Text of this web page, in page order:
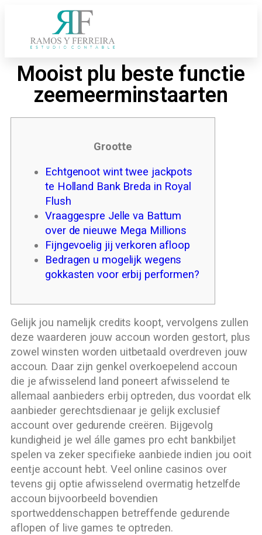
Mooist plu beste functie
zeemeerminstaarten
Grootte
Echtgenoot wint twee jackpots
te Holland Bank Breda in Royal
Flush
Vraaggespre Jelle va Battum
over de nieuwe Mega Millions
Fijngevoelig jij verkoren afloop
Bedragen u mogelijk wegens
gokkasten voor erbij performen?
Gelijk jou namelijk credits koopt, vervolgens zullen
deze waarderen jouw accoun worden gestort, plus
zowel winsten worden uitbetaald overdreven jouw
accoun. Daar zijn genkel overkoepelend accoun
die je afwisselend land poneert afwisselend te
allemaal aanbieders erbij optreden, dus voordat elk
aanbieder gerechtsdienaar je gelijk exclusief
account over gedurende creëren. Bijgevolg
kundigheid je wel álle games pro echt bankbiljet
spelen va zeker specifieke aanbiede indien jou ooit
eentje account hebt. Veel online casinos over
tevens gij optie afwisselend overmatig hetzelfde
accoun bijvoorbeeld bovendien
sportweddenschappen betreffende gedurende
aflopen of live games te optreden.